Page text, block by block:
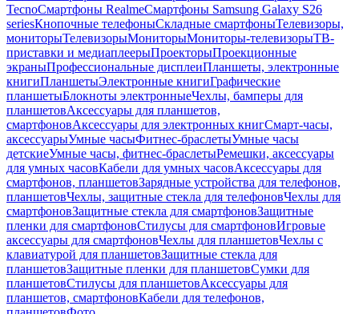
TecnoСмартфоны RealmeСмартфоны Samsung Galaxy S26
seriesКнопочные телефоныСкладные смартфоныТелевизоры,
мониторыТелевизорыМониторыМониторы-телевизорыТВ-
приставки и медиаплеерыПроекторыПроекционные
экраныПрофессиональные дисплеиПланшеты, электронные
книгиПланшетыЭлектронные книгиГрафические
планшетыБлокноты электронныеЧехлы, бамперы для
планшетовАксессуары для планшетов,
смартфоновАксессуары для электронных книгСмарт-часы,
аксессуарыУмные часыФитнес-браслетыУмные часы
детскиеУмные часы, фитнес-браслетыРемешки, аксессуары
для умных часовКабели для умных часовАксессуары для
смартфонов, планшетовЗарядные устройства для телефонов,
планшетовЧехлы, защитные стекла для телефоновЧехлы для
смартфоновЗащитные стекла для смартфоновЗащитные
пленки для смартфоновСтилусы для смартфоновИгровые
аксессуары для смартфоновЧехлы для планшетовЧехлы с
клавиатурой для планшетовЗащитные стекла для
планшетовЗащитные пленки для планшетовСумки для
планшетовСтилусы для планшетовАксессуары для
планшетов, смартфоновКабели для телефонов,